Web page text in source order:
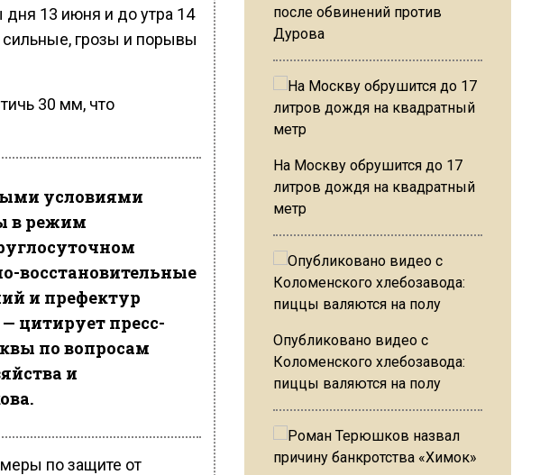
13 июня и до утра 14
грозы и порывы
30 мм, что
условиями
в режим
восстановительные
и префектур
цитирует пресс-
по вопросам
и
по защите от
после обвинений против
Дурова
На Москву обрушится до 17
литров дождя на квадратный
метр
Опубликовано видео с
Коломенского хлебозавода:
пиццы валяются на полу